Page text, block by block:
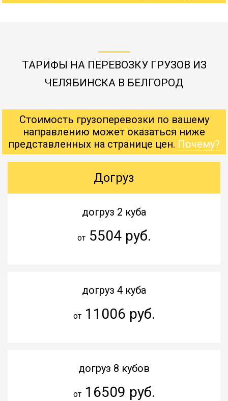
ТАРИФЫ НА ПЕРЕВОЗКУ ГРУЗОВ ИЗ
ЧЕЛЯБИНСКА В БЕЛГОРОД
Стоимость грузоперевозки по вашему
направлению может оказаться ниже
представленных на странице цен. Почему?
Догруз
догруз 2 куба
от5504 руб.
догруз 4 куба
от11006 руб.
догруз 8 кубов
от16509 руб.